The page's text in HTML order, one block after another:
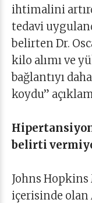
ihtimalini
tedavi
belirten Dr.
kilo alımı ve
bağlantıyı
koydu”
belirti
Johns
içerisinde olan